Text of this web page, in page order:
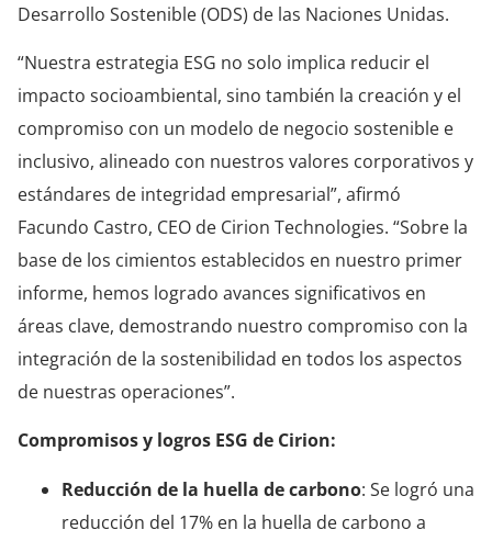
Desarrollo Sostenible (ODS) de las Naciones Unidas.
“Nuestra estrategia ESG no solo implica reducir el
impacto socioambiental, sino también la creación y el
compromiso con un modelo de negocio sostenible e
inclusivo, alineado con nuestros valores corporativos y
estándares de integridad empresarial”, afirmó
Facundo Castro, CEO de Cirion Technologies. “Sobre la
base de los cimientos establecidos en nuestro primer
informe, hemos logrado avances significativos en
áreas clave, demostrando nuestro compromiso con la
integración de la sostenibilidad en todos los aspectos
de nuestras operaciones”.
Compromisos y logros ESG de Cirion:
Reducción de la huella de carbono: Se logró una
reducción del 17% en la huella de carbono a